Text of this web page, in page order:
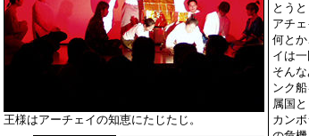
王様はアーチェイの知恵にたじたじ。
とう
アチ
何と
イは
そん
ンク
属国
カン